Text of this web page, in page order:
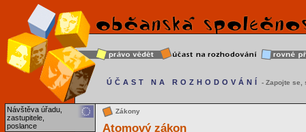
Návštěva úřadu,
zastupitele,
poslance
ÚČAST NA ROZHODOVÁNÍ - Zapojte se,
Zákony
Atomový zákon